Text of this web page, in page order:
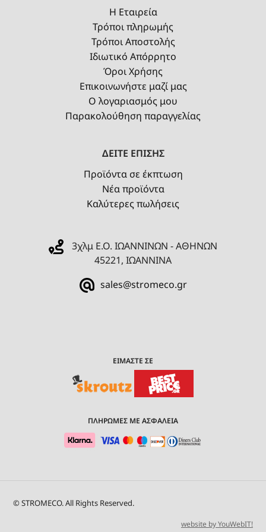
Η Εταιρεία
Τρόποι πληρωμής
Τρόποι Αποστολής
Ιδιωτικό Απόρρητο
Όροι Χρήσης
Επικοινωνήστε μαζί μας
Ο λογαριασμός μου
Παρακολούθηση παραγγελίας
ΔΕΙΤΕ ΕΠΙΣΗΣ
Προϊόντα σε έκπτωση
Νέα προϊόντα
Καλύτερες πωλήσεις
3χλμ Ε.Ο. ΙΩΑΝΝΙΝΩΝ - ΑΘΗΝΩΝ
45221, ΙΩΑΝΝΙΝΑ
sales@stromeco.gr
ΕΙΜΑΣΤΕ ΣΕ
ΠΛΗΡΩΜΕΣ ΜΕ ΑΣΦΑΛΕΙΑ
© STROMECO. All Rights Reserved.
website by YouWebIT!